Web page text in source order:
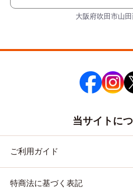
大阪府吹田市山
当サイトに
ご利用ガイド
特商法に基づく表記